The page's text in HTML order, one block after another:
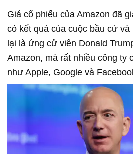
Giá cổ phiếu của Amazon đã
có kết quả của cuộc bầu cử
lại là ứng cử viên Donald
Amazon, mà rất nhiều công ty
như Apple, Google và